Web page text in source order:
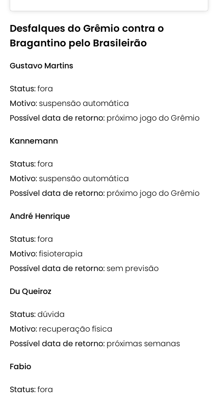
Desfalques do Grêmio contra o
Bragantino pelo Brasileirão
Gustavo Martins
Status:fora
Motivo: suspensão automática
Possível data de retorno: próximo jogo do Grêmio
Kannemann
Status:fora
Motivo: suspensão automática
Possível data de retorno: próximo jogo do Grêmio
André Henrique
Status:fora
Motivo:fisioterapia
Possível data de retorno: sem previsão
Du Queiroz
Status:dúvida
Motivo: recuperação física
Possível data de retorno: próximas semanas
Fabio
Status:fora